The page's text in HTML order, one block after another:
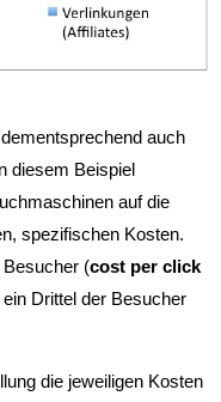
auch
diesem Beispiel
auf die
spezifischen Kosten.
Besucher (cost per click
Drittel der Besucher
die jeweiligen Kosten